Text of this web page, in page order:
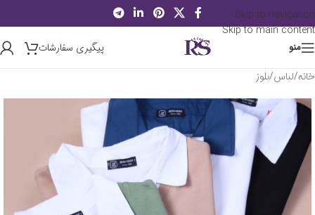
Skip to navigation
Skip to main content
منو
پیگیری سفارشات
خانه/لباس/بلوز